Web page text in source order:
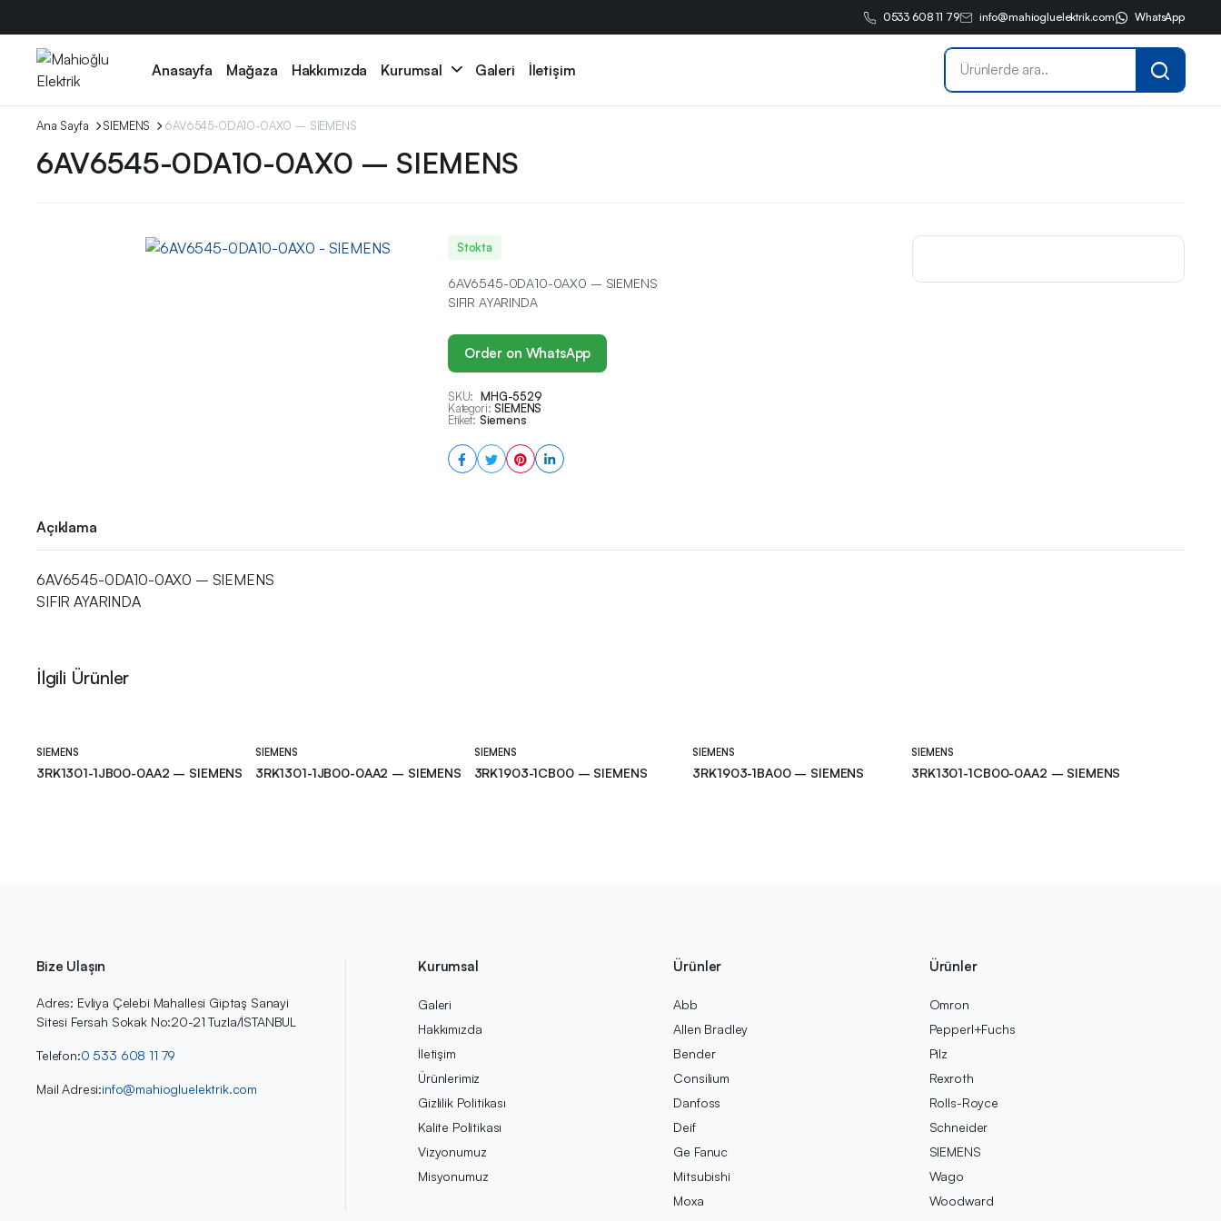
0533 608 11 79 info@mahiogluelektrik.com WhatsApp
Anasayfa Mağaza Hakkımızda Kurumsal Galeri İletişim
Ana Sayfa SIEMENS 6AV6545-0DA10-0AX0 – SIEMENS
6AV6545-0DA10-0AX0 – SIEMENS
Stokta
6AV6545-0DA10-0AX0 – SIEMENS
SIFIR AYARINDA
Order on WhatsApp
SKU: MHG-5529
Kategori: SIEMENS
Etiket: Siemens
Açıklama
6AV6545-0DA10-0AX0 – SIEMENS
SIFIR AYARINDA
İlgili Ürünler
SIEMENS
3RK1301-1JB00-0AA2 – SIEMENS
SIEMENS
3RK1301-1JB00-0AA2 – SIEMENS
SIEMENS
3RK1903-1CB00 – SIEMENS
SIEMENS
3RK1903-1BA00 – SIEMENS
SIEMENS
3RK1301-1CB00-0AA2 – SIEMENS
Bize Ulaşın
Adres: Evliya Çelebi Mahallesi Giptaş Sanayi
Sitesi Fersah Sokak No:20-21 Tuzla/İSTANBUL
Telefon:0 533 608 11 79
Mail Adresi:info@mahiogluelektrik.com
Kurumsal
Galeri
Hakkımızda
İletişim
Ürünlerimiz
Gizlilik Politikası
Kalite Politikası
Vizyonumuz
Misyonumuz
Ürünler
Abb
Allen Bradley
Bender
Consilium
Danfoss
Deif
Ge Fanuc
Mitsubishi
Moxa
Ürünler
Omron
Pepperl+Fuchs
Pilz
Rexroth
Rolls-Royce
Schneider
SIEMENS
Wago
Woodward